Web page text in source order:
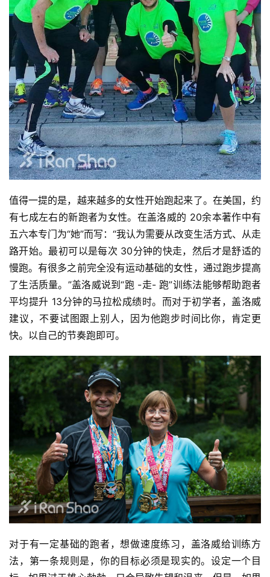
赛
观
察
装
备
训
练
频
用
户
精
选
动
集
值得一提的是，越来越多的女性开始跑起来了。在美国，约
有七成左右的新跑者为女性。在盖洛威的 20余本著作中有
五六本专门为“她”而写：“我认为需要从改变生活方式、从走
路开始。最初可以是每次 30分钟的快走，然后才是舒适的
慢跑。有很多之前完全没有运动基础的女性，通过跑步提高
了生活质量。”盖洛威说到“跑 -走- 跑”训练法能够帮助跑者
平均提升 13分钟的马拉松成绩时。而对于初学者，盖洛威
建议，不要试图跟上别人，因为他跑步时间比你，肯定更
快。以自己的节奏跑即可。
对于有一定基础的跑者，想做速度练习，盖洛威给训练方
法，第一条规则是，你的目标必须是现实的。设定一个目